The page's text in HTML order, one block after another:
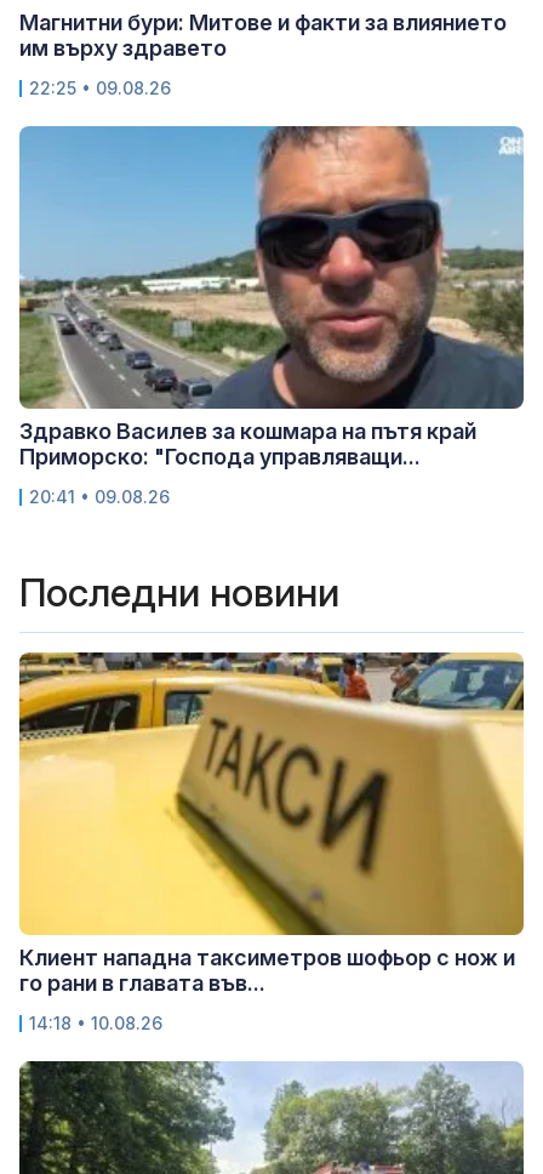
Магнитни бури: Митове и факти за влиянието
им върху здравето
22:25 • 09.08.26
Здравко Василев за кошмара на пътя край
Приморско: "Господа управляващи...
20:41 • 09.08.26
Последни новини
Клиент нападна таксиметров шофьор с нож и
го рани в главата във...
14:18 • 10.08.26